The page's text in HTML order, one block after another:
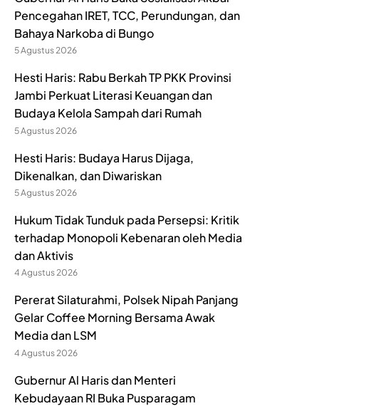
Pencegahan IRET, TCC, Perundungan, dan
Bahaya Narkoba di Bungo
5 Agustus 2026
Hesti Haris: Rabu Berkah TP PKK Provinsi
Jambi Perkuat Literasi Keuangan dan
Budaya Kelola Sampah dari Rumah
5 Agustus 2026
Hesti Haris: Budaya Harus Dijaga,
Dikenalkan, dan Diwariskan
5 Agustus 2026
Hukum Tidak Tunduk pada Persepsi: Kritik
terhadap Monopoli Kebenaran oleh Media
dan Aktivis
4 Agustus 2026
Pererat Silaturahmi, Polsek Nipah Panjang
Gelar Coffee Morning Bersama Awak
Media dan LSM
4 Agustus 2026
Gubernur Al Haris dan Menteri
Kebudayaan RI Buka Pusparagam